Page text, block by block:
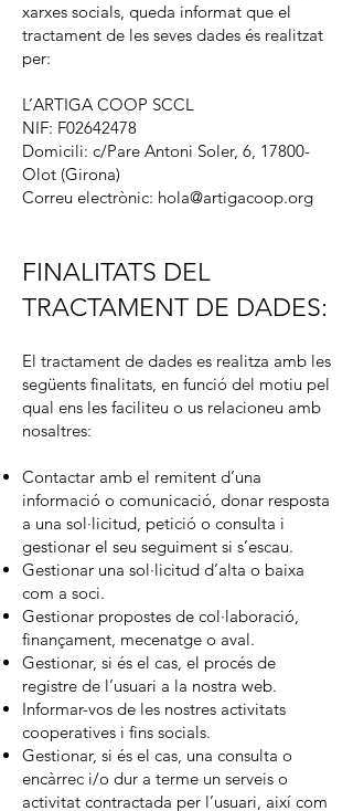
xarxes socials, queda informat que el
tractament de les seves dades és realitzat
per:
L’ARTIGA COOP SCCL
NIF: F02642478
Domicili: c/Pare Antoni Soler, 6, 17800-
Olot (Girona)
Correu electrònic: hola@artigacoop.org
FINALITATS DEL
TRACTAMENT DE DADES:
El tractament de dades es realitza amb les
següents finalitats, en funció del motiu pel
qual ens les faciliteu o us relacioneu amb
nosaltres:
Contactar amb el remitent d’una
informació o comunicació, donar resposta
a una sol·licitud, petició o consulta i
gestionar el seu seguiment si s’escau.
Gestionar una sol·licitud d’alta o baixa
com a soci.
Gestionar propostes de col·laboració,
finançament, mecenatge o aval.
Gestionar, si és el cas, el procés de
registre de l’usuari a la nostra web.
Informar-vos de les nostres activitats
cooperatives i fins socials.
Gestionar, si és el cas, una consulta o
encàrrec i/o dur a terme un serveis o
activitat contractada per l’usuari, així com